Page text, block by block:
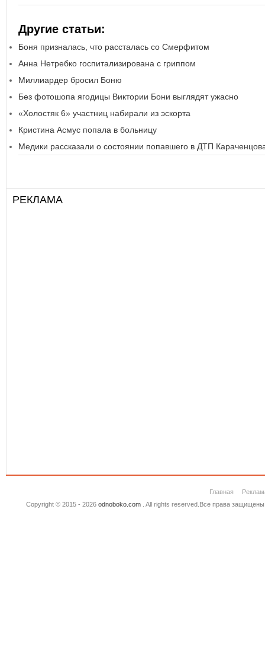
Другие статьи:
Боня призналась, что рассталась со Смерфитом
Анна Нетребко госпитализирована с гриппом
Миллиардер бросил Боню
Без фотошопа ягодицы Виктории Бони выглядят ужасно
«Холостяк 6» участниц набирали из эскорта
Кристина Асмус попала в больницу
Медики рассказали о состоянии попавшего в ДТП
РЕКЛАМА
Главная
Copyright © 2015 - 2026 odnoboko.com. All rights reserved.Все права защищены.